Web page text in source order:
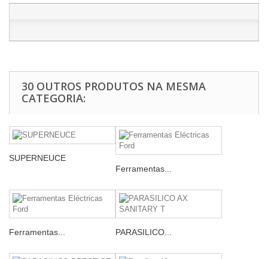
30 OUTROS PRODUTOS NA MESMA
CATEGORIA:
SUPERNEUCE
Ferramentas...
Ferramentas... PARASILICO...